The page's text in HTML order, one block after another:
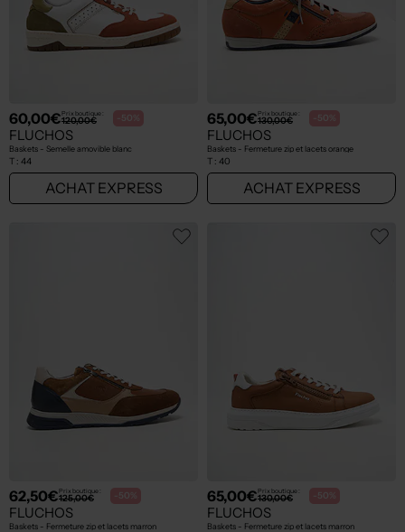
60,00€Prix boutique :
120,00€ -50%
FLUCHOS
Baskets - Semelle amovible blanc
T : 44
ACHAT EXPRESS
65,00€Prix boutique :
130,00€ -50%
FLUCHOS
Baskets - Fermeture zip et lacets orange
T : 40
ACHAT EXPRESS
62,50€Prix boutique :
125,00€ -50%
FLUCHOS
Baskets - Fermeture zip et lacets marron
65,00€Prix boutique :
130,00€ -50%
FLUCHOS
Baskets - Fermeture zip et lacets marron